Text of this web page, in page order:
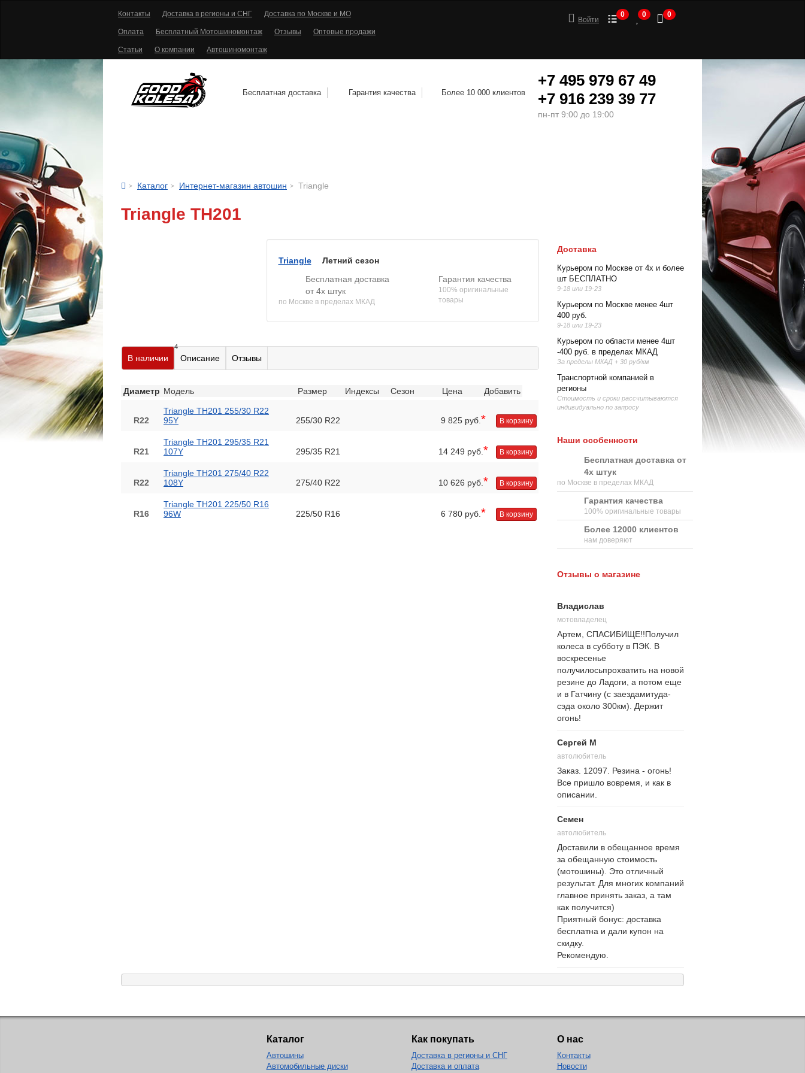
Контакты Доставка в регионы и СНГ Доставка по Москве и МО
Оплата Бесплатный Мотошиномонтаж Отзывы Оптовые продажи
Статьи О компании Автошиномонтаж
Войти
0 0 0
Бесплатная доставка Гарантия качества Более 10 000 клиентов
+7 495 979 67 49
+7 916 239 39 77
пн-пт 9:00 до 19:00
Каталог Интернет-магазин автошин Triangle
Triangle TH201
Triangle
Летний сезон
Бесплатная доставка
от 4х штук
по Москве в пределах МКАД
Гарантия качества
100% оригинальные
товары
В наличии
4
Описание Отзывы
Диаметр Модель Размер Индексы Сезон Цена Добавить
R22
Triangle TH201 255/30 R22
95Y
255/30 R22 9 825 руб. * В корзину
R21
Triangle TH201 295/35 R21
107Y
295/35 R21 14 249 руб. * В корзину
R22
Triangle TH201 275/40 R22
108Y
275/40 R22 10 626 руб. * В корзину
R16
Triangle TH201 225/50 R16
96W
225/50 R16 6 780 руб. * В корзину
Доставка
Курьером по Москве от 4х и более
шт БЕСПЛАТНО
9-18 или 19-23
Курьером по Москве менее 4шт
400 руб.
9-18 или 19-23
Курьером по области менее 4шт
-400 руб. в пределах МКАД
За пределы МКАД + 30 руб/км
Транспортной компанией в
регионы
Стоимость и сроки рассчитываются
индивидуально по запросу
Наши особенности
Бесплатная доставка от
4х штук
по Москве в пределах МКАД
Гарантия качества
100% оригинальные товары
Более 12000 клиентов
нам доверяют
Отзывы о магазине
Владислав
мотовладелец
Артем, СПАСИБИЩЕ!!Получил
колеса в субботу в ПЭК. В
воскресенье
получилосьпрохватить на новой
резине до Ладоги, а потом еще
и в Гатчину (с заездамитуда-
сэда около 300км). Держит
огонь!
Сергей М
автолюбитель
Заказ. 12097. Резина - огонь!
Все пришло вовремя, и как в
описании.
Семен
автолюбитель
Доставили в обещанное время
за обещанную стоимость
(мотошины). Это отличный
результат. Для многих компаний
главное принять заказ, а там
как получится)
Приятный бонус: доставка
бесплатна и дали купон на
скидку.
Рекомендую.
Каталог
Автошины
Автомобильные диски
Как покупать
Доставка в регионы и СНГ
Доставка и оплата
О нас
Контакты
Новости